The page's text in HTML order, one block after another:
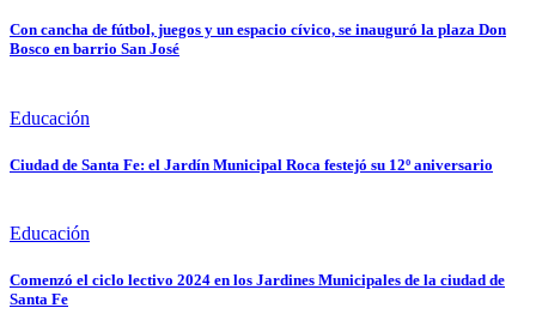
Con cancha de fútbol, juegos y un espacio cívico, se inauguró la plaza Don
Bosco en barrio San José
Educación
Ciudad de Santa Fe: el Jardín Municipal Roca festejó su 12º aniversario
Educación
Comenzó el ciclo lectivo 2024 en los Jardines Municipales de la ciudad de
Santa Fe